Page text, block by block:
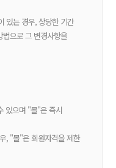
있는 경우, 상당한 기간
으로 그 변경사항을
있으며 "몰"은 즉시
, "몰"은 회원자격을 제한